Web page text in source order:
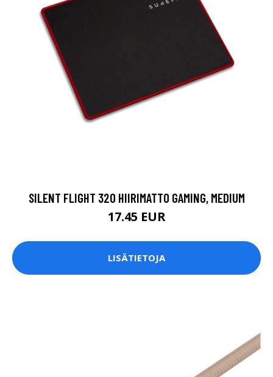
SILENT FLIGHT 320 HIIRIMATTO GAMING, MEDIUM
17.45 EUR
LISÄTIETOJA